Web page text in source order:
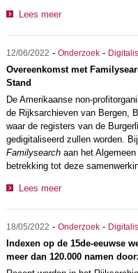
Lees meer
12/06/2022 - Onderzoek-
Overeenkomst met
Stand
De Amerikaanse non-
de Rijksarchieven van Bergen,
waar de registers van de
gedigitaliseerd zullen worden.
Familysearchaan het
betrekking tot deze
Lees meer
18/05/2022 - Onderzoek-
Indexen op de 15de-eeuwse
meer dan 120.000 namen